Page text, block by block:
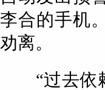
李合的手机
劝离。
“过去依赖